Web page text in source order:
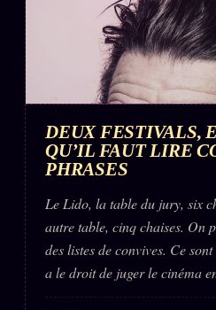
DEUX FESTIVALS,
QU’IL FAUT LIRE
PHRASES
Le Lido, la table du jury, six
autre table, cinq chaises. On
des listes de convives. Ce
a le droit de juger le cinéma